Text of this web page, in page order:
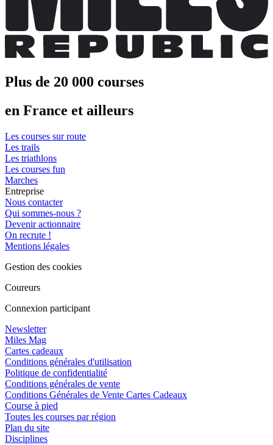
Plus de 20 000 courses
en France et ailleurs
Les courses sur route
Les trails
Les triathlons
Les courses fun
Marches
Entreprise
Nous contacter
Qui sommes-nous ?
Devenir actionnaire
On recrute !
Mentions légales
Gestion des cookies
Coureurs
Connexion participant
Newsletter
Miles Mag
Cartes cadeaux
Conditions générales d'utilisation
Politique de confidentialité
Conditions générales de vente
Conditions Générales de Vente Cartes Cadeaux
Course à pied
Toutes les courses par région
Plan du site
Disciplines